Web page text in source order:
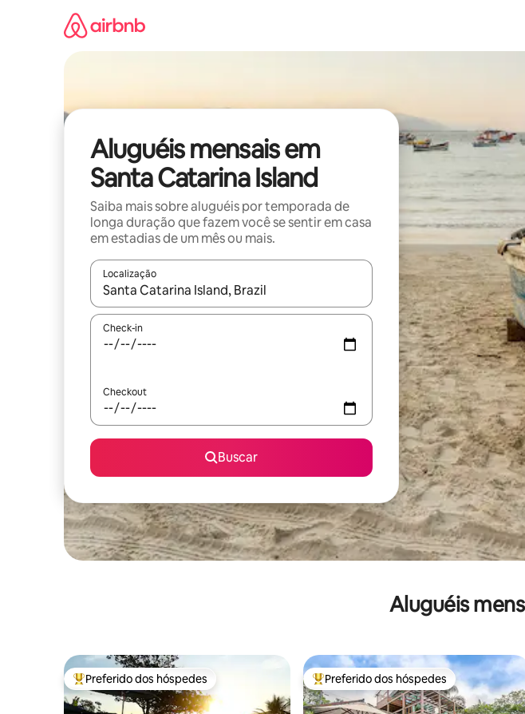
Aluguéis mensais em
Santa Catarina Island
Saiba mais sobre aluguéis por temporada de
longa duração que fazem você se sentir em casa
em estadias de um mês ou mais.
Localização
Quando os resultados estiverem disponíveis, explore-os usando as seta para
Check-in
Checkout
Buscar
Aluguéis
Entre os melhores preferidos dos hóspedes
Preferido dos hóspedes Entre os melhores preferidos dos
Preferido dos hóspedes